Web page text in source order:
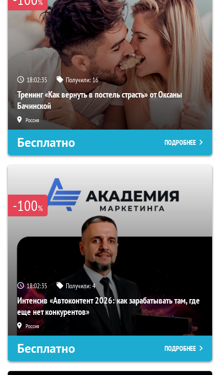
%
18:02:34 Получили:16
Тренинг «Как вернуть в постель страсть» от Оксаны
Бачинской
Россия
Бесплатно ПОДРОБНЕЕ
-100%
18:02:34 Получили:4
Интенсив «Автоконтент 2026: как зарабатывать там, где
еще нет конкурентов»
Россия
Бесплатно ПОДРОБНЕЕ